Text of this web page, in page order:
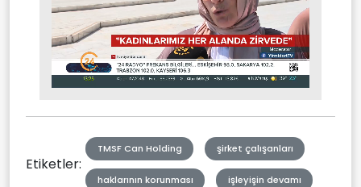
Mute Stream
Etiketler:
TMSF Can Holding şirket çalışanları
haklarının korunması işleyişin devamı